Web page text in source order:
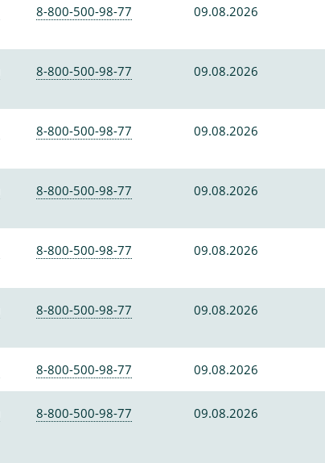
8-800-500-98-77 09.08.2026
8-800-500-98-77 09.08.2026
8-800-500-98-77 09.08.2026
8-800-500-98-77 09.08.2026
8-800-500-98-77 09.08.2026
8-800-500-98-77 09.08.2026
8-800-500-98-77 09.08.2026
8-800-500-98-77 09.08.2026